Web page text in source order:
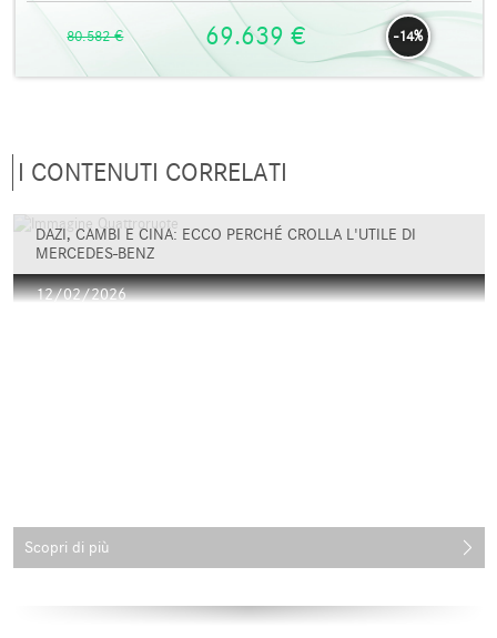
80.582 € -14%
69.639 €
I CONTENUTI CORRELATI
DAZI, CAMBI E CINA: ECCO PERCHÉ CROLLA L'UTILE DI
MERCEDES-BENZ
12/02/2026
Scopri di più